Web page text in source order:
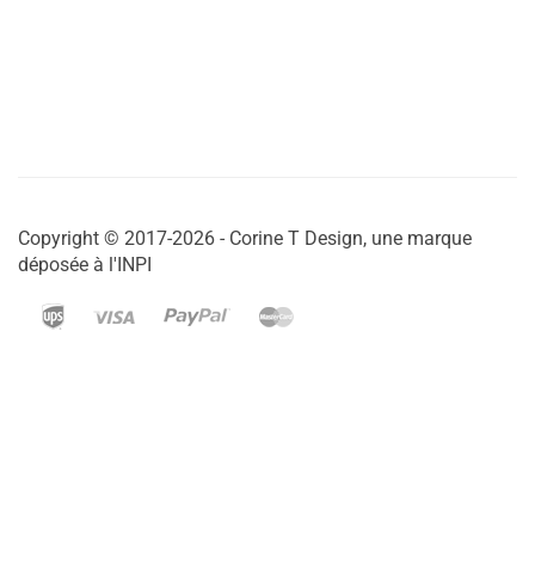
Copyright © 2017-2026 - Corine T Design, une marque
déposée à l'INPI